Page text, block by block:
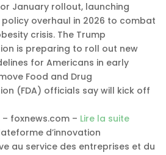
January rollout, launching
overhaul in 2026 to combat
crisis. The Trump
is preparing to roll out new
for Americans in early
Food and Drug
(FDA) officials say will kick off
foxnews.com – Lire la suite
d’innovation
au service des entreprises et du